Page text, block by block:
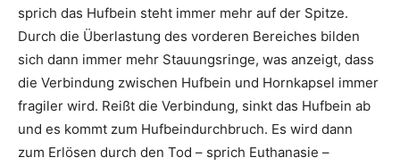
sprich das Hufbein steht immer mehr auf der Spitze.
Durch die Überlastung des vorderen Bereiches bilden
sich dann immer mehr Stauungsringe, was anzeigt, dass
die Verbindung zwischen Hufbein und Hornkapsel immer
fragiler wird. Reißt die Verbindung, sinkt das Hufbein ab
und es kommt zum Hufbeindurchbruch. Es wird dann
zum Erlösen durch den Tod – sprich Euthanasie –